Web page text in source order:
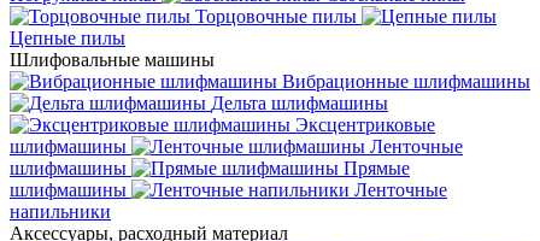
Торцовочные пилы
Цепные пилы
Шлифовальные машины
Вибрационные шлифмашины
Дельта шлифмашины
Эксцентриковые
шлифмашины
Ленточные
шлифмашины
Прямые
шлифмашины
Ленточные
напильники
Аксессуары, расходный материал